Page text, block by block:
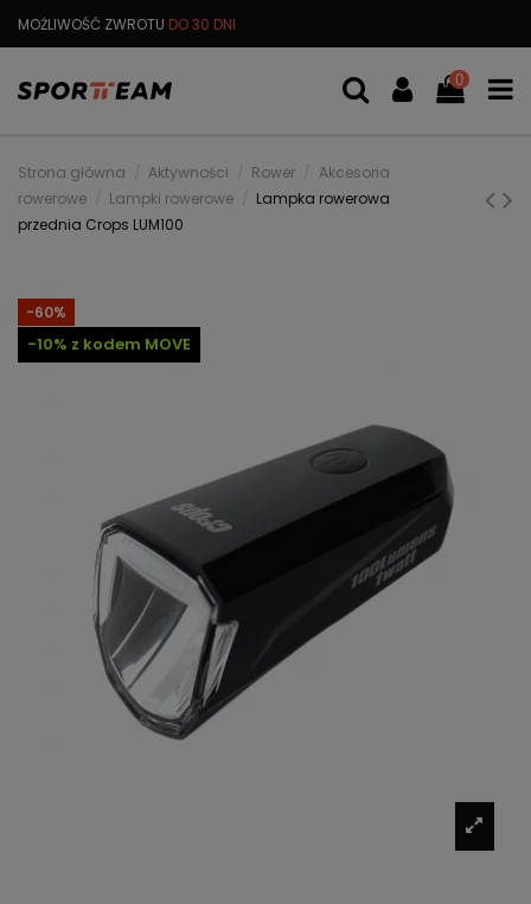
MOŻLIWOŚĆ ZWROTU DO 30 DNI
0
Strona główna Aktywności Rower
Akcesoria
rowerowe
Lampki rowerowe
Lampka rowerowa
przednia Crops LUM100
-60%
-10% z kodem MOVE